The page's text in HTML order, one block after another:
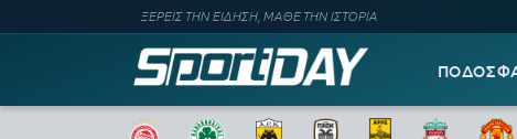
ΞΕΡΕΙΣ ΤΗΝ ΕΙΔΗΣΗ, ΜΑΘΕ ΤΗΝ ΙΣΤΟΡΙΑ